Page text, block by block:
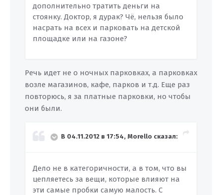
дополнительно тратить деньги на
стоянку. Доктор, я дурак? Чё, нельзя было
насрать на всех и парковать на детской
площадке или на газоне?
Речь идет не о ночных парковках, а парковках
возле магазинов, кафе, парков и т.д. Еще раз
повторюсь, я за платные парковки, но чтобы
они были.
В 04.11.2012 в 17:54, Morello сказал:
Дело не в категоричности, а в том, что вы
цепляетесь за вещи, которые влияют на
эти самые пробки самую малость. С